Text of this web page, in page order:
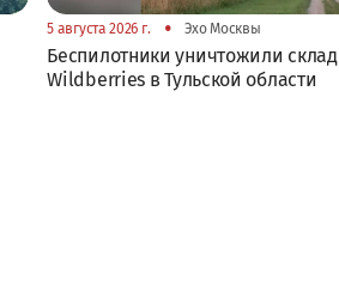
5 августа 2026 г. • Эхо Москвы
Беспилотники уничтожили склад
Wildberries в Тульской области